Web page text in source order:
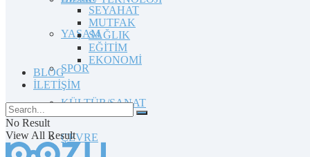
YAŞAM
SPOR
KÜLTÜR/SANAT
ÇEVRE
SEYAHAT
MUTFAK
SAĞLIK
EĞİTİM
EKONOMİ
BLOG
İLETİŞİM
No Result
View All Result